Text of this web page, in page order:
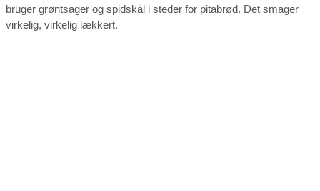
bruger grøntsager og spidskål i steder for pitabrød. Det smager
virkelig, virkelig lækkert.